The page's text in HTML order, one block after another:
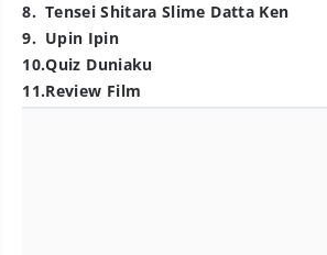
8. Tensei Shitara Slime Datta Ken
9. Upin Ipin
10.Quiz Duniaku
11.Review Film